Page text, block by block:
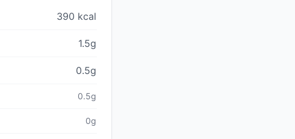
390 kcal
1.5g
0.5g
0.5g
0g